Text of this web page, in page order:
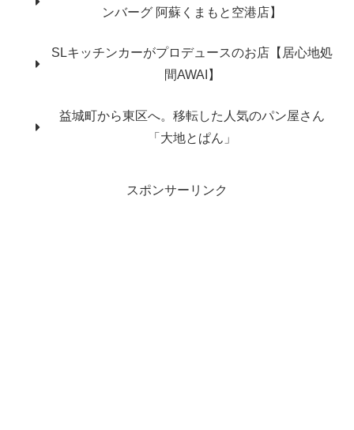
ンバーグ 阿蘇くまもと空港店】
SLキッチンカーがプロデュースのお店【居心地処
間AWAI】
益城町から東区へ。移転した人気のパン屋さん
「大地とぱん」
スポンサーリンク